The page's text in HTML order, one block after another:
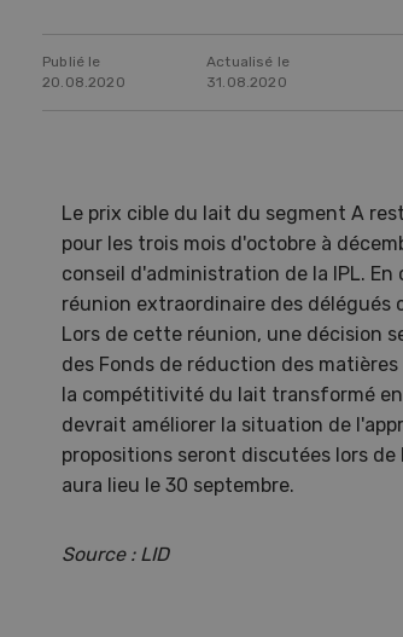
Publié le
20.08.2020
Actualisé le
31.08.2020
Le prix cible du lait du segment A
pour les trois mois d'octobre à
conseil d'administration de la IPL.
réunion extraordinaire des délégués
Lors de cette réunion, une décision
des Fonds de réduction des
la compétitivité du lait transformé
devrait améliorer la situation de
propositions seront discutées lors
aura lieu le 30 septembre.
Source : LID